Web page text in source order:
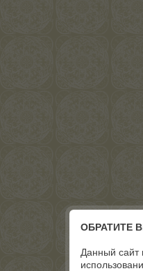
ОБРАТИТЕ
Данный сайт